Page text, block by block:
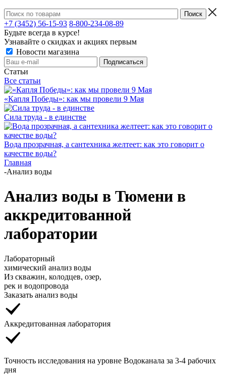
+7 (3452) 56-15-93 8-800-234-08-89
Будьте всегда в курсе!
Узнавайте о скидках и акциях первым
Новости магазина
Статьи
Все статьи
«Капля Победы»: как мы провели 9 Мая
Сила труда - в единстве
Вода прозрачная, а сантехника желтеет: как это говорит о
качестве воды?
Главная
-Анализ воды
Анализ воды в Тюмени в
аккредитованной
лаборатории
Лабораторный
химический анализ воды
Из скважин, колодцев, озер,
рек и водопровода
Заказать анализ воды
Аккредитованная лаборатория
Точность исследования на уровне Водоканала за 3-4 рабочих
дня